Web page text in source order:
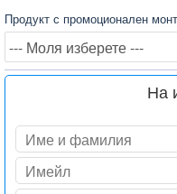
Продукт с промоционален
На